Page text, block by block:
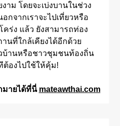
าม โดยจะเบ่งบานในช่วง
จากเราจะไปเที่ยวหรือ
ร่ง แล้ว ยังสามารถท่อง
นที่ใกล้เคียงได้อีกด้วย
บ้านหรือชาวชุมชนท้องถิ่น
ต้องไปใช้ให้คุ้ม!
มายได้ที่นี่ mateawthai.com